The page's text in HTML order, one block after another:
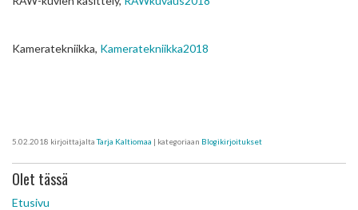
Kameratekniikka, Kameratekniikka2018
5.02.2018 kirjoittajaltaTarja Kaltiomaa | kategoriaan Blogikirjoitukset
Olet tässä
Etusivu